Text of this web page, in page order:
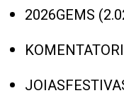
2026GEMS